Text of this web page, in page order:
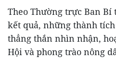
Theo Thường trực Ban
kết quả, những thành
thẳng thắn nhìn nhận,
Hội và phong trào nông